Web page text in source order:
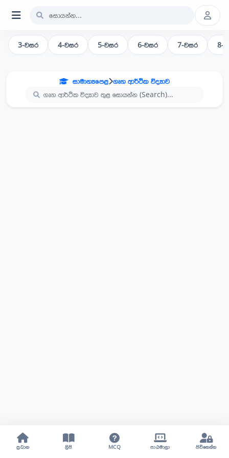
3-වසර 4-වසර 5-වසර 6-වසර 7-වසර 8-
සාමාන්‍යපෙළ ගෘහ ආර්ථික විද්‍යාව
ප්‍රධාන ලිපි MCQ පාඨමාලා පිවිසෙන්න